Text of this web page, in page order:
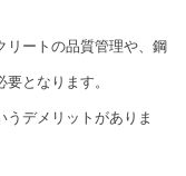
リートの品質管理や、鋼
となります。
うデメリットがありま